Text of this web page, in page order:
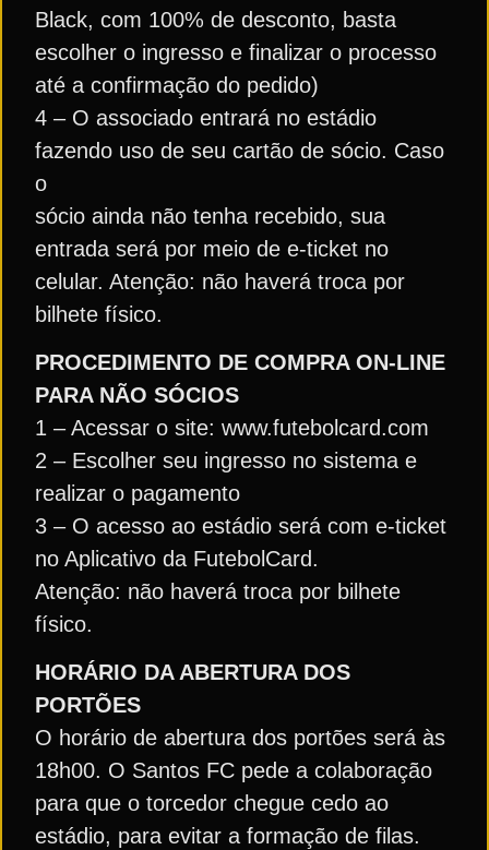
Black, com 100% de desconto, basta
escolher o ingresso e finalizar o processo
até a confirmação do pedido)
4 – O associado entrará no estádio
fazendo uso de seu cartão de sócio. Caso
o
sócio ainda não tenha recebido, sua
entrada será por meio de e-ticket no
celular. Atenção: não haverá troca por
bilhete físico.
PROCEDIMENTO DE COMPRA ON-LINE
PARA NÃO SÓCIOS
1 – Acessar o site: www.futebolcard.com
2 – Escolher seu ingresso no sistema e
realizar o pagamento
3 – O acesso ao estádio será com e-ticket
no Aplicativo da FutebolCard.
Atenção: não haverá troca por bilhete
físico.
HORÁRIO DA ABERTURA DOS
PORTÕES
O horário de abertura dos portões será às
18h00. O Santos FC pede a colaboração
para que o torcedor chegue cedo ao
estádio, para evitar a formação de filas.